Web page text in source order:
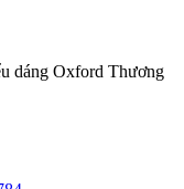
dáng Oxford Thương